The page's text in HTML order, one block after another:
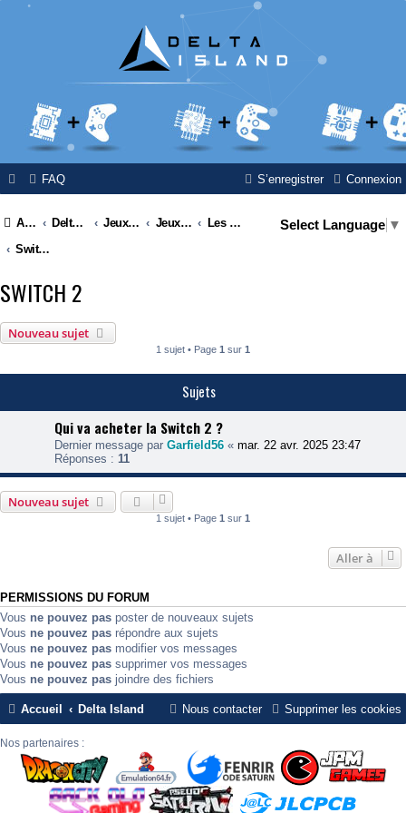
FAQ Connexion
S’enregistrer
Accueil Delta Island Jeux Video Jeux Vidéo & Retrogaming
Les consoles Nintendo
Switch 2
Select Language ▼
SWITCH 2
Nouveau sujet
1 sujet • Page 1 sur 1
Sujets
Qui va acheter la Switch 2 ?
Dernier message par Garfield56 « mar. 22 avr. 2025 23:47
Réponses : 11
Nouveau sujet
1 sujet • Page 1 sur 1
Aller à
PERMISSIONS DU FORUM
Vous ne pouvez pas poster de nouveaux sujets
Vous ne pouvez pas répondre aux sujets
Vous ne pouvez pas modifier vos messages
Vous ne pouvez pas supprimer vos messages
Vous ne pouvez pas joindre des fichiers
Accueil Delta Island Supprimer les cookies
Nous contacter
Nos partenaires :